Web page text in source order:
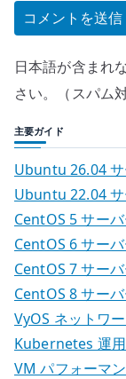
日本語が含まれ
さい。（スパム対
主要ガイド
Ubuntu 26.04
Ubuntu 22.04
CentOS 5 サー
CentOS 6 サー
CentOS 7 サー
CentOS 8 サー
VyOS ネットワ
Kubernetes 運
VM パフォーマ